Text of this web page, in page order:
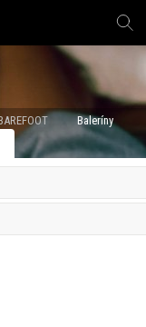
Baleríny